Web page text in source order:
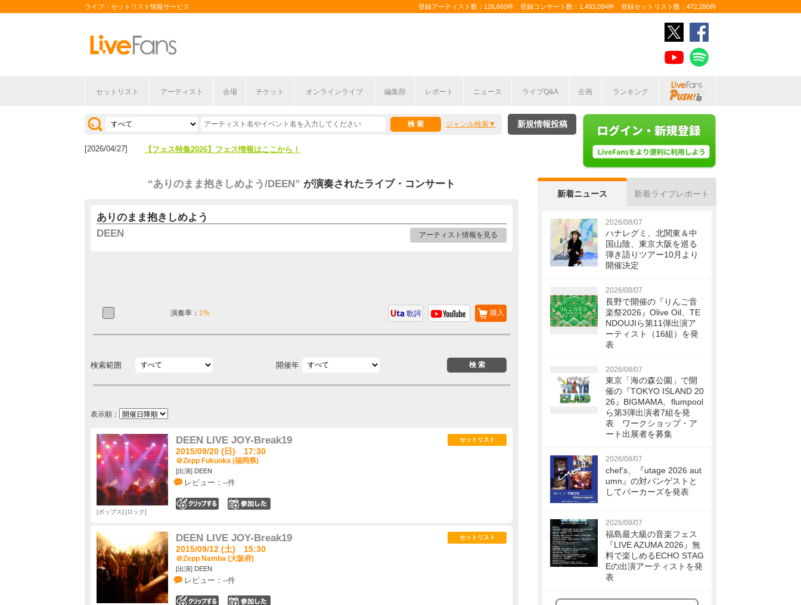
ライブ・セットリスト情報サービス 登録アーティスト数：126,660件 登録コンサート数：1,493,094件 登録セットリスト数：472,280件
セットリスト アーティスト 会場 チケット オンラインライブ 編集部 レポート ニュース ライブQ&A 企画 ランキング
ジャンル検索
[2026/07/28] 【ライブ動員ランキング】2026年上半期編発表！
[2026/04/27] 【フェス特集2026】フェス情報はここから！
新規情報投稿
“ありのまま抱きしめよう/DEEN” が演奏されたライブ・コンサート
ありのまま抱きしめよう
DEEN
アーティスト情報を見る
演奏率： 1% 購入
歌詞
検索範囲 開催年
表示順：
DEEN LIVE JOY-Break19
2015/09/20 (日) 17:30
＠Zepp Fukuoka (福岡県)
[出演] DEEN
レビュー：--件
セットリスト
ポップス ロック
DEEN LIVE JOY-Break19
2015/09/12 (土) 15:30
＠Zepp Namba (大阪府)
[出演] DEEN
レビュー：--件
セットリスト
新着ニュース 新着ライブレポート
2026/08/07
ハナレグミ、北関東＆中
国山陰、東京大阪を巡る
弾き語りツアー10月より
開催決定
2026/08/07
長野で開催の『りんご音
楽祭2026』Olive Oil、TE
NDOUJIら第11弾出演ア
ーティスト（16組）を発
表
2026/08/07
東京「海の森公園」で開
催の『TOKYO ISLAND 20
26』BIGMAMA、flumpool
ら第3弾出演者7組を発
表 ワークショップ・ア
ート出展者を募集
2026/08/07
chef’s、『utage 2026 aut
umn』の対バンゲストと
してパーカーズを発表
2026/08/07
福島最大級の音楽フェス
『LIVE AZUMA 2026』無
料で楽しめるECHO STAG
Eの出演アーティストを発
表